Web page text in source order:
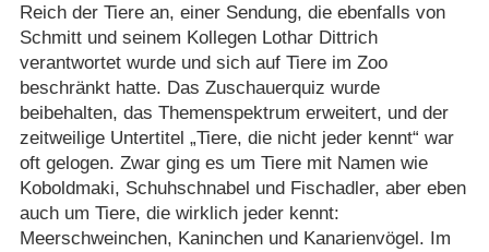
Reich der Tiere an, einer Sendung, die ebenfalls von
Schmitt und seinem Kollegen Lothar Dittrich
verantwortet wurde und sich auf Tiere im Zoo
beschränkt hatte. Das Zuschauerquiz wurde
beibehalten, das Themenspektrum erweitert, und der
zeitweilige Untertitel „Tiere, die nicht jeder kennt“ war
oft gelogen. Zwar ging es um Tiere mit Namen wie
Koboldmaki, Schuhschnabel und Fischadler, aber eben
auch um Tiere, die wirklich jeder kennt:
Meerschweinchen, Kaninchen und Kanarienvögel. Im